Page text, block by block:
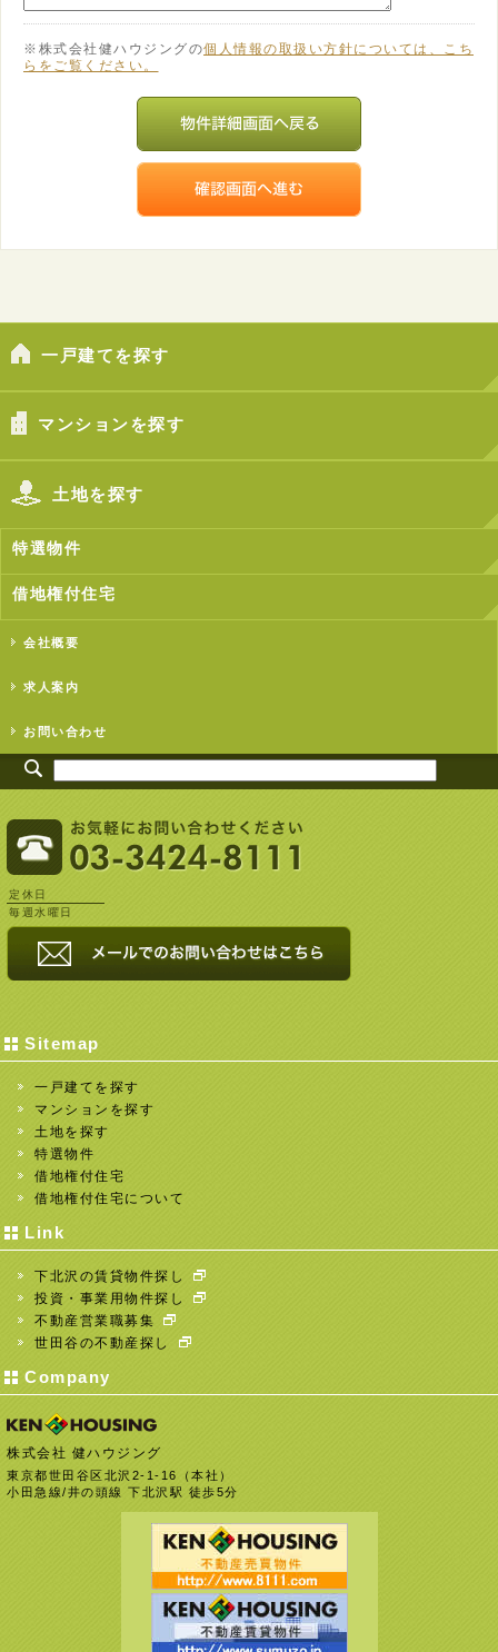
※株式会社健ハウジングの個人情報の取扱い方針については、こち
らをご覧ください。
一戸建てを探す
マンションを探す
土地を探す
特選物件
借地権付住宅
会社概要
求人案内
お問い合わせ
定休日
毎週水曜日
Sitemap
一戸建てを探す
マンションを探す
土地を探す
特選物件
借地権付住宅
借地権付住宅について
Link
下北沢の賃貸物件探し
投資・事業用物件探し
不動産営業職募集
世田谷の不動産探し
Company
株式会社 健ハウジング
東京都世田谷区北沢2-1-16（本社）
小田急線/井の頭線 下北沢駅 徒歩5分